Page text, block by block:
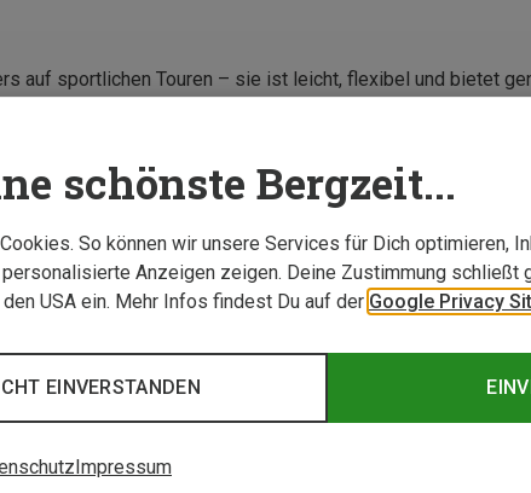
auf sportlichen Touren – sie ist leicht, flexibel und bietet
Shell Damen Jacke
schönste Bergzeit...
So können wir unsere Services für Dich optimieren,
Anzeigen zeigen. Deine Zustimmung schließt
den USA ein. Mehr Infos findest Du auf der Google Privacy
EINVERSTANDEN
Impressum